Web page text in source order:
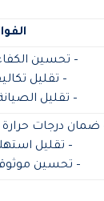
– تحسين
– تقليل
– تقليل
ضمان درجات
– تقليل
– تحسين